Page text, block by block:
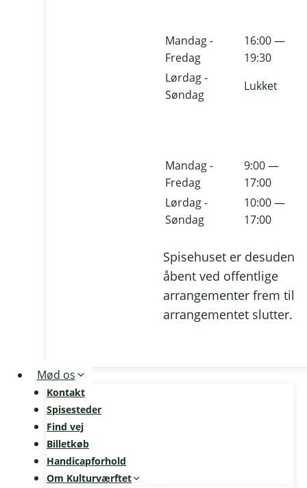
Mandag -
Fredag
16:00 —
19:30
Lørdag -
Søndag
Lukket
Mandag -
Fredag
9:00 —
17:00
Lørdag -
Søndag
10:00 —
17:00
Spisehuset er desuden
åbent ved offentlige
arrangementer frem til
arrangementet slutter.
Mød os
Kontakt
Spisesteder
Find vej
Billetkøb
Handicapforhold
Om Kulturværftet